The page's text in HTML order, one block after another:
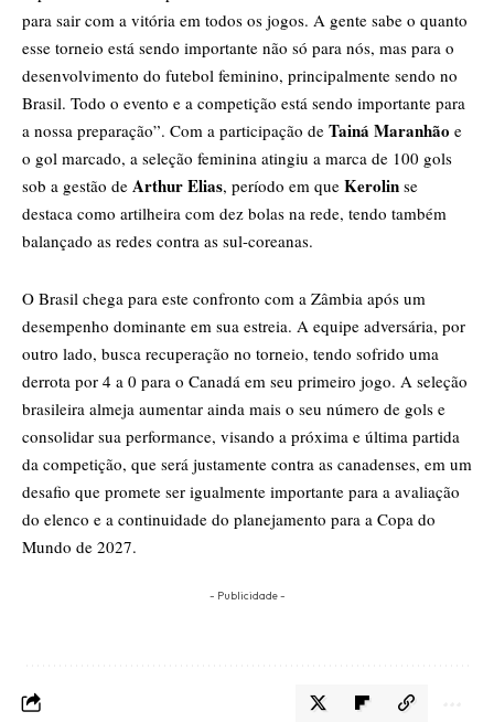
para sair com a vitória em todos os jogos. A gente sabe o quanto
esse torneio está sendo importante não só para nós, mas para o
desenvolvimento do futebol feminino, principalmente sendo no
Brasil. Todo o evento e a competição está sendo importante para
a nossa preparação”. Com a participação de Tainá Maranhão e
o gol marcado, a seleção feminina atingiu a marca de 100 gols
sob a gestão de Arthur Elias, período em que Kerolin se
destaca como artilheira com dez bolas na rede, tendo também
balançado as redes contra as sul-coreanas.
O Brasil chega para este confronto com a Zâmbia após um
desempenho dominante em sua estreia. A equipe adversária, por
outro lado, busca recuperação no torneio, tendo sofrido uma
derrota por 4 a 0 para o Canadá em seu primeiro jogo. A seleção
brasileira almeja aumentar ainda mais o seu número de gols e
consolidar sua performance, visando a próxima e última partida
da competição, que será justamente contra as canadenses, em um
desafio que promete ser igualmente importante para a avaliação
do elenco e a continuidade do planejamento para a Copa do
Mundo de 2027.
- Publicidade -